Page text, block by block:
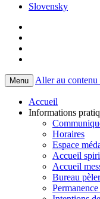
Slovensky
Menu Aller au
Accueil
Informations
Horaires
Espace
Accueil
Accueil
Bureau